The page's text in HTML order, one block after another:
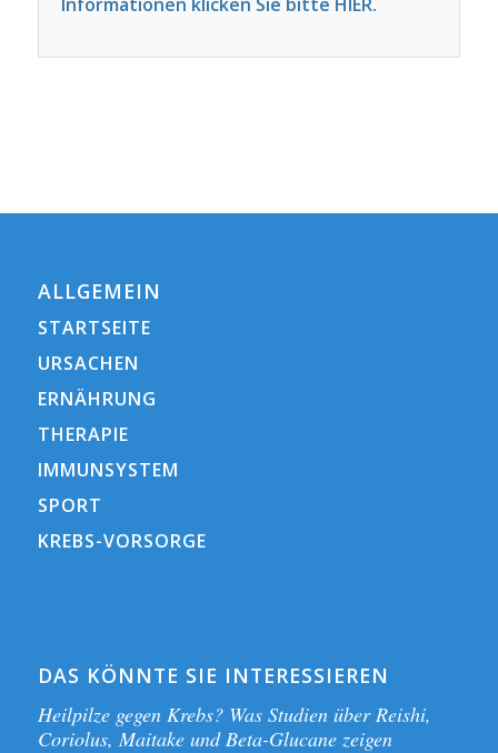
ALLGEMEIN
STARTSEITE
URSACHEN
ERNÄHRUNG
THERAPIE
IMMUNSYSTEM
SPORT
KREBS-VORSORGE
DAS KÖNNTE SIE INTERESSIEREN
Heilpilze gegen Krebs? Was Studien über Reishi,
Coriolus, Maitake und Beta-Glucane zeigen